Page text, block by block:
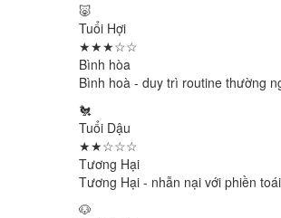
🐷
Tuổi Hợi
★★★☆☆
Bình hòa
Bình hoà - duy trì routine thường
🐔
Tuổi Dậu
★★☆☆☆
Tương Hại
Tương Hại - nhẫn nại với phiền
🐶